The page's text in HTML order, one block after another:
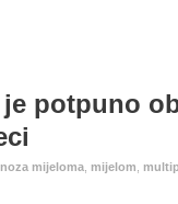
potpuno
mijeloma mijelom